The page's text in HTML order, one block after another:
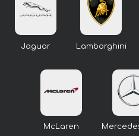
Jaguar Lamborghini
McLaren